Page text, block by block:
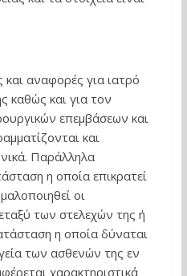
αναφορές για ιατρό
καθώς και για τον
επεμβάσεων και
και
Παράλληλα
η οποία επικρατεί
οι
των στελεχών της ή
η οποία δύναται
των ασθενών της εν
χαρακτηριστικά